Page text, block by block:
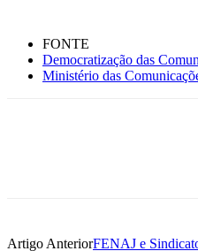
FONTE
Democratização das
Ministério das
Artigo AnteriorFENAJ e